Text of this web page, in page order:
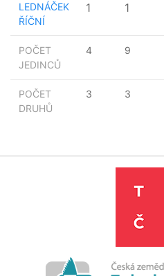
POČET
JEDINCŮ
4 9
POČET
DRUHŮ
3 3
LEDNÁČEK
ŘÍČNÍ
1 1